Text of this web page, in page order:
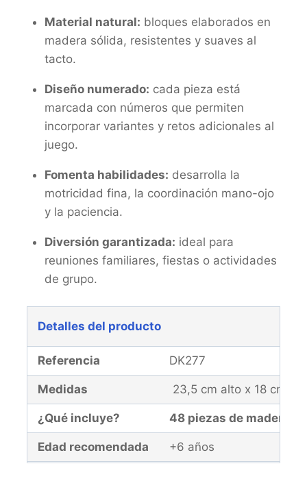
Material natural: bloques elaborados en
madera sólida, resistentes y suaves al
tacto.
Diseño numerado: cada pieza está
marcada con números que permiten
incorporar variantes y retos adicionales al
juego.
Fomenta habilidades: desarrolla la
motricidad fina, la coordinación mano-ojo
y la paciencia.
Diversión garantizada: ideal para
reuniones familiares, fiestas o actividades
de grupo.
Detalles del producto
Referencia DK277
Medidas 23,5 cm alto x 18 cm
¿Qué incluye? 48 piezas de madera
Edad recomendada +6 años